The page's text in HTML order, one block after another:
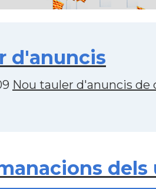
d'anuncis
Nou tauler d'anuncis de
dels